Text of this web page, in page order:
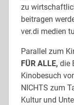
zu
beitragen
ver.di medien
Parallel zum
FÜR ALLE, die
Kinobesuch
NICHTS zum
Kultur und